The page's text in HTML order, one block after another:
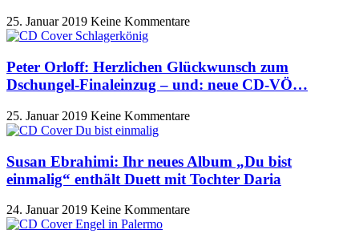
25. Januar 2019 Keine Kommentare
Peter Orloff: Herzlichen Glückwunsch zum
Dschungel-Finaleinzug – und: neue CD-VÖ…
25. Januar 2019 Keine Kommentare
Susan Ebrahimi: Ihr neues Album „Du bist
einmalig“ enthält Duett mit Tochter Daria
24. Januar 2019 Keine Kommentare